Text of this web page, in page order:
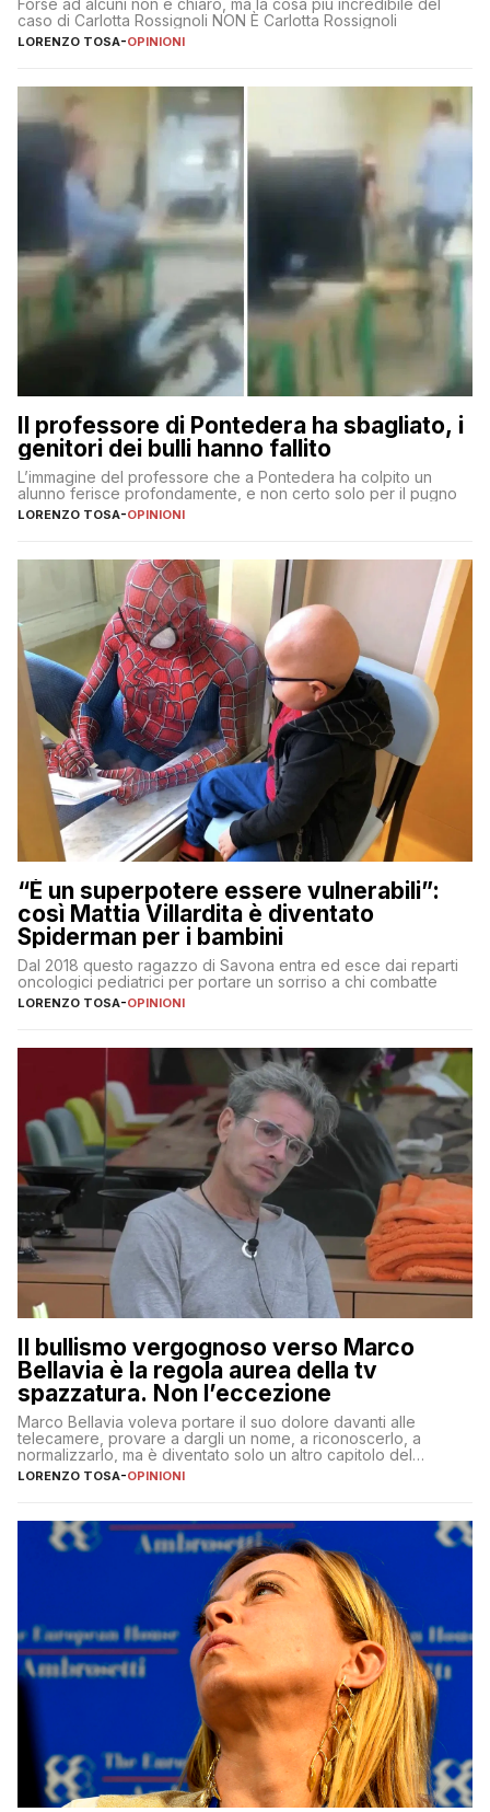
Forse ad alcuni non è chiaro, ma la cosa più incredibile del
caso di Carlotta Rossignoli NON È Carlotta Rossignoli
LORENZO TOSA-OPINIONI
Il professore di Pontedera ha sbagliato, i
genitori dei bulli hanno fallito
L’immagine del professore che a Pontedera ha colpito un
alunno ferisce profondamente, e non certo solo per il pugno
LORENZO TOSA-OPINIONI
“È un superpotere essere vulnerabili”:
così Mattia Villardita è diventato
Spiderman per i bambini
Dal 2018 questo ragazzo di Savona entra ed esce dai reparti
oncologici pediatrici per portare un sorriso a chi combatte
LORENZO TOSA-OPINIONI
Il bullismo vergognoso verso Marco
Bellavia è la regola aurea della tv
spazzatura. Non l’eccezione
Marco Bellavia voleva portare il suo dolore davanti alle
telecamere, provare a dargli un nome, a riconoscerlo, a
normalizzarlo, ma è diventato solo un altro capitolo del
copione
LORENZO TOSA-OPINIONI